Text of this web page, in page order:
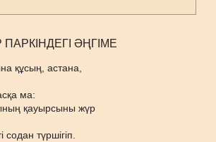
ӘҢГІМЕ
құсың, астана,
ма:
қауырсыны жүр
түршігіп.